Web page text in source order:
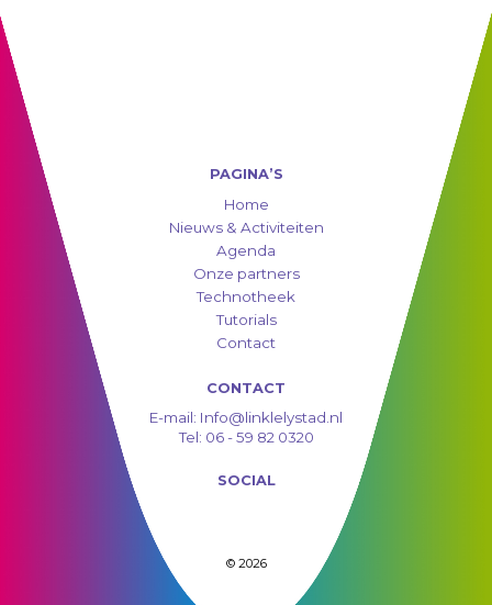
PAGINA’S
Home
Nieuws & Activiteiten
Agenda
Onze partners
Technotheek
Tutorials
Contact
CONTACT
E-mail: Info@linklelystad.nl
Tel: 06 - 59 82 0320
SOCIAL
© 2026